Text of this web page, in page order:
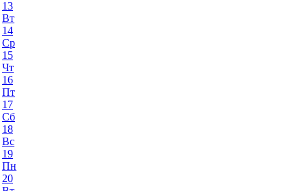
13
Вт
14
Ср
15
Чт
16
Пт
17
Сб
18
Вс
19
Пн
20